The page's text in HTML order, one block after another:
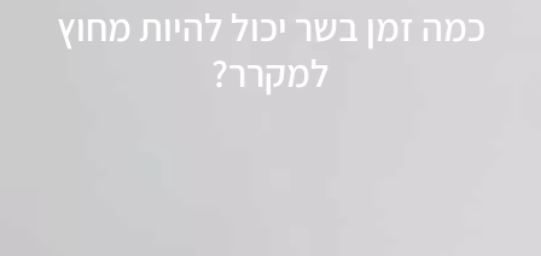
כמה זמן בשר יכול להיות מחוץ
למקרר?